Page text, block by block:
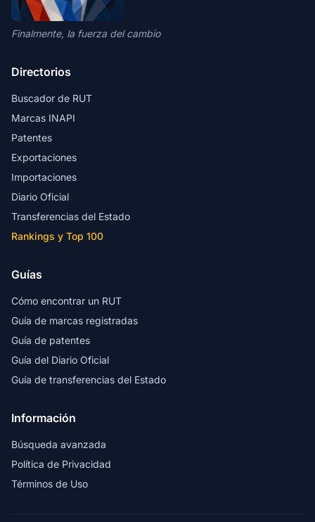
Finalmente, la fuerza del cambio
Directorios
Buscador de RUT
Marcas INAPI
Patentes
Exportaciones
Importaciones
Diario Oficial
Transferencias del Estado
Rankings y Top 100
Guías
Cómo encontrar un RUT
Guía de marcas registradas
Guía de patentes
Guía del Diario Oficial
Guía de transferencias del Estado
Información
Búsqueda avanzada
Política de Privacidad
Términos de Uso